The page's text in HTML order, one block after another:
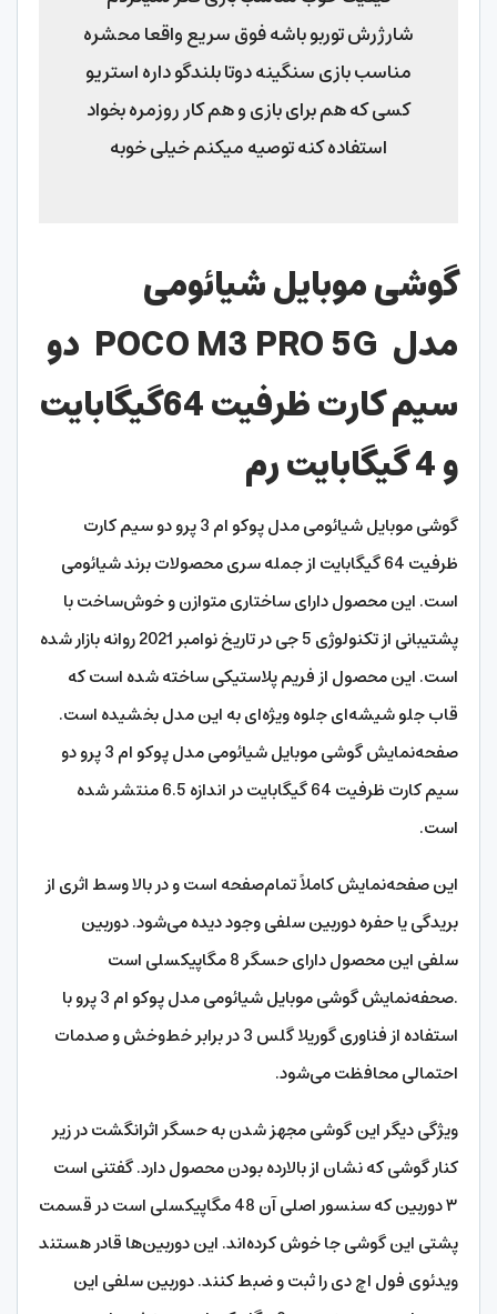
شارژرش توربو باشه فوق سریع واقعا محشره
مناسب بازی سنگینه دوتا بلندگو داره استریو
کسی که هم برای بازی و هم کار روزمره بخواد
استفاده کنه توصیه میکنم خیلی خوبه
گوشی موبایل شیائومی
مدل
دو
سیم‌ کارت
ظرفیت 64گیگابایت
و 4 گیگابایت رم
گوشی موبایل شیائومی مدل پوکو ام 3 پرو دو سیم‌ کارت
ظرفیت 64 گیگابایت از جمله سری محصولات برند شیائومی
است. این محصول دارای ساختاری متوازن و خوش‌ساخت با
پشتیبانی از تکنولوژی 5 جی
در تاریخ نوامبر 2021 روانه بازار شده
است. این محصول از فریم پلاستیکی ساخته شده است که
قاب جلو شیشه‌ای جلوه ویژه‌ای به این مدل بخشیده است.
صفحه‌نمایش گوشی موبایل شیائومی مدل پوکو ام 3 پرو دو
سیم‌ کارت ظرفیت 64 گیگابایت در اندازه 6.5 منتشر شده
است.
این صفحه‌نمایش کاملاً تمام‌صفحه است و در بالا وسط اثری از
بریدگی یا حفره دوربین سلفی وجود دیده می‌شود. دوربین
سلفی این محصول دارای حسگر 8 مگاپیکسلی است
.صحفه‌نمایش گوشی موبایل شیائومی مدل پوکو ام 3 پرو با
استفاده از فناوری گوریلا گلس 3 در برابر خط‌وخش و صدمات
احتمالی محافظت می‌شود.
ویژگی دیگر این گوشی مجهز شدن به حسگر اثرانگشت در زیر
کنار گوشی که نشان از بالارده بودن محصول دارد. گفتنی است
۳ دوربین که سنسور اصلی آن 48 مگاپیکسلی است در قسمت
پشتی این گوشی جا خوش کرده‌اند. این دوربین‌ها قادر هستند
ویدئوی فول اچ دی را ثبت و ضبط کنند. دوربین‌ سلفی این